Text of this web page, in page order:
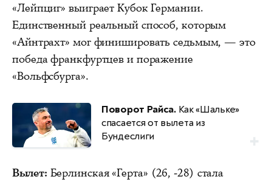
«Лейпциг» выиграет Кубок Германии.
Единственный реальный способ, которым
«Айнтрахт» мог финишировать седьмым, — это
победа франкфуртцев и поражение
«Вольфсбурга».
Поворот Райса.Как «Шальке»
спасается от вылета из
Бундеслиги
Вылет: Берлинская «Герта» (26, -28) стала